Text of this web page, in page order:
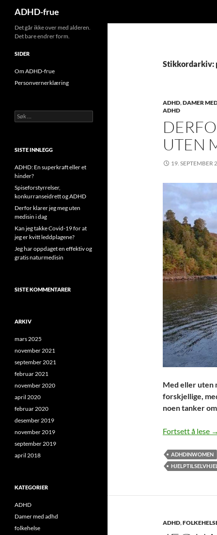
Hopp
innhold
ADHD-frue
Stikkordarkiv:
ADHD,DAMER
ADHD
UTEN
19. SEPTEMBER
Med eller uten
forskjellige,
noen tanker
Fortsett å lese →
ADHDINWOMEN
ADHD,
Det går ikke over med alderen.
Det bare endrer form.
SIDER
Om ADHD-frue
Personvernerklæring
Søk
etter:
SISTE INNLEGG
ADHD: En superkraft eller et
hinder?
Spiseforstyrrelser,
konkurranseidrett og ADHD
Derfor klarer jeg meg uten
medisin i dag
Kan jeg takke Covid-19 for at
jeg er kvitt leddplagene?
Jeg har oppdaget en effektiv og
gratis naturmedisin
SISTE KOMMENTARER
ARKIV
mars 2025
november 2021
september 2021
februar 2021
november 2020
april 2020
februar 2020
desember 2019
november 2019
september 2019
april 2018
KATEGORIER
ADHD
Damer med adhd
folkehelse